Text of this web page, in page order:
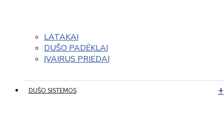
LATAKAI
DUŠO PADĖKLAI
ĮVAIRUS PRIEDAI
DUŠO SISTEMOS